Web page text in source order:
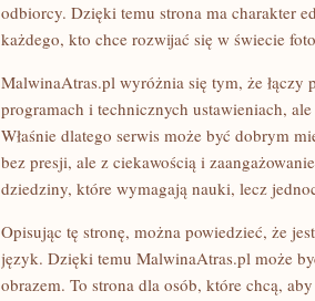
odbiorcy. Dzięki temu strona ma charakter
każdego, kto chce rozwijać się w świecie
MalwinaAtras.pl wyróżnia się tym, że łączy
programach i technicznych ustawieniach,
Właśnie dlatego serwis może być dobrym
bez presji, ale z ciekawością i
dziedziny, które wymagają nauki, lecz
Opisując tę stronę, można powiedzieć, że
język. Dzięki temu MalwinaAtras.pl może
obrazem. To strona dla osób, które chcą,